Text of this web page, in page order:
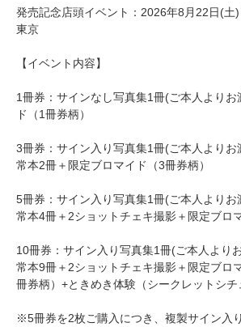
発売記念店頭イベント：2026年8月22日(土
東京
【イベント内容】
1冊券：サインなし写真集1冊(ご本人よりお
ド（1冊券柄）
3冊券：サイン入り写真集1冊(ご本人よりお
常本2冊＋限定ブロマイド（3冊券柄）
5冊券：サイン入り写真集1冊(ご本人よりお
常本4冊＋2ショットチェキ撮影＋限定ブロ
10冊券：サイン入り写真集1冊(ご本人より
常本9冊＋2ショットチェキ撮影＋限定ブロ
冊券柄）+ときめき体験（シークレットシチ
※5冊券を2枚ご購入につき、複製サイン入